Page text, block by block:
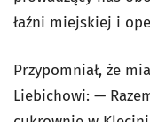
łaźni miejskiej i
Przypomniał, że
Liebichowi: —